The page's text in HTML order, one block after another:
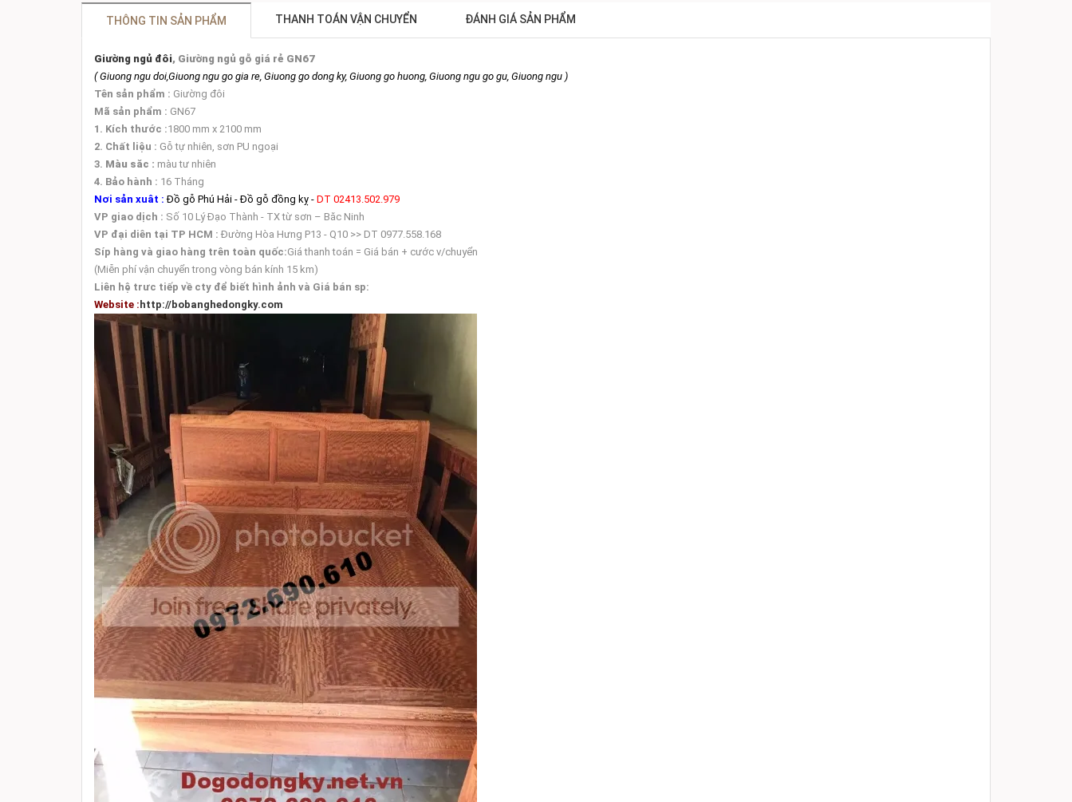
THÔNG TIN SẢN PHẨM THANH TOÁN VẬN CHUYỂN ĐÁNH GIÁ SẢN PHẨM
Giường ngủ đôi, Giường ngủ gỗ giá rẻ GN67
( Giuong ngu doi,Giuong ngu go gia re, Giuong go dong ky, Giuong go huong, Giuong ngu go gu, Giuong ngu )
Tên sản phẩm : Giường đôi
Mã sản phẩm : GN67
1. Kích thước :1800 mm x 2100 mm
2. Chất liệu : Gỗ tự nhiên, sơn PU ngoại
3. Màu săc : màu tư nhiên
4. Bảo hành : 16 Tháng
Nơi sản xuât : Đồ gỗ Phú Hải - Đồ gỗ đồng kỵ - DT 02413.502.979
VP giao dịch : Số 10 Lý Đạo Thành - TX từ sơn – Băc Ninh
VP đại diên tại TP HCM : Đường Hòa Hưng P13 - Q10 >> DT 0977.558.168
Síp hàng và giao hàng trên toàn quốc:Giá thanh toán = Giá bán + cước v/chuyển
(Miễn phí vận chuyển trong vòng bán kính 15 km)
Liên hệ trưc tiếp về cty để biết hình ảnh và Giá bán sp:
Website : http://bobanghedongky.com